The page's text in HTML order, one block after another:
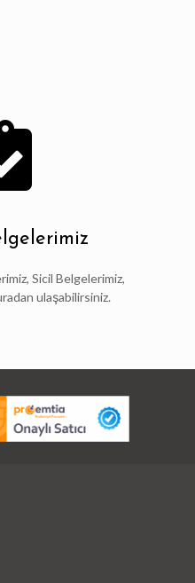
Sicil Belgelerimiz,
ulaşabilirsiniz.